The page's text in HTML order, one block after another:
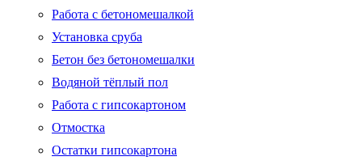
Работа с бетономешалкой
Установка сруба
Бетон без бетономешалки
Водяной тёплый пол
Работа с гипсокартоном
Отмостка
Остатки гипсокартона